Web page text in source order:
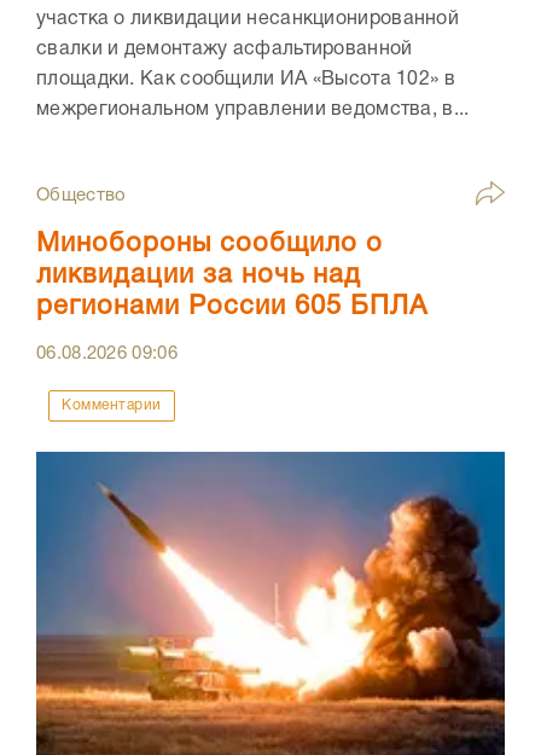
участка о ликвидации несанкционированной
свалки и демонтажу асфальтированной
площадки. Как сообщили ИА «Высота 102» в
межрегиональном управлении ведомства, в...
Общество
Минобороны сообщило о
ликвидации за ночь над
регионами России 605 БПЛА
06.08.202609:06
Комментарии